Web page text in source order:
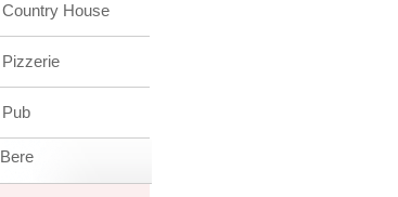
Country House
Pizzerie
Pub
Bere